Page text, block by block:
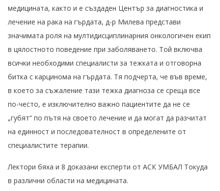
медицината, както и е създаден Център за диагностика и
лечение на рака на гърдата, д-р Милева представи
значимата роля на мултидисциплинарния онкологичен екип
в цялостното поведение при заболяването. Той включва
всички необходими специалисти за тежката и отговорна
битка с карцинома на гърдата. Тя подчерта, че във време,
в което за съжаление тази тежка диагноза се среща все
по-често, е изключително важно пациентите да не се
„губят“ по пътя на своето лечение и да могат да разчитат
на единност и последователност в определените от
специалистите терапии.
Лектори бяха и 8 доказани експерти от АСК УМБАЛ Токуда
в различни области на медицината.